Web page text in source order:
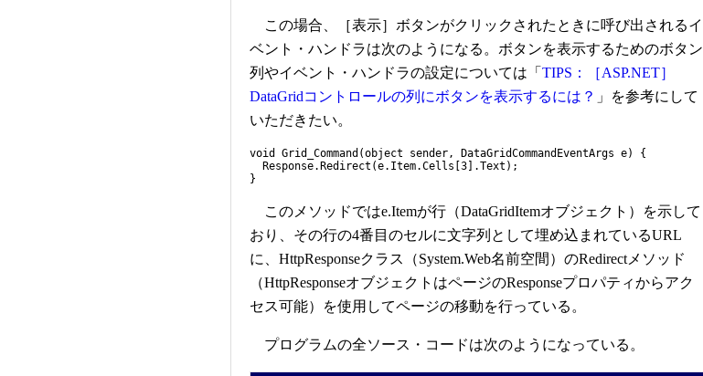
この場合、［表示］ボタンがクリックされたときに呼び出されるイ
ベント・ハンドラは次のようになる。ボタンを表示するためのボタン
列やイベント・ハンドラの設定については「 TIPS：［ASP.NET］
DataGridコントロールの列にボタンを表示するには？ 」を参考にして
いただきたい。
void Grid_Command(object sender, DataGridCommandEventArgs e) {
Response.Redirect(e.Item.Cells[3].Text);
}
このメソッドではe.Itemが行（DataGridItemオブジェクト）を示して
おり、その行の4番目のセルに文字列として埋め込まれているURL
に、HttpResponseクラス（System.Web名前空間）のRedirectメソッド
（HttpResponseオブジェクトはページのResponseプロパティからアク
セス可能）を使用してページの移動を行っている。
プログラムの全ソース・コードは次のようになっている。